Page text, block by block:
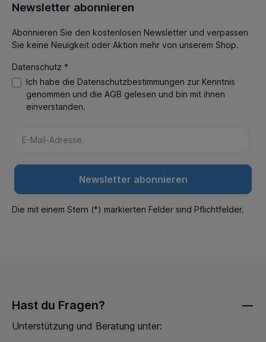
Newsletter abonnieren
Abonnieren Sie den kostenlosen Newsletter und verpassen
Sie keine Neuigkeit oder Aktion mehr von unserem Shop.
Datenschutz *
Ich habe die Datenschutzbestimmungen zur Kenntnis
genommen und die AGB gelesen und bin mit ihnen
einverstanden.
Newsletter abonnieren
Die mit einem Stern (*) markierten Felder sind Pflichtfelder.
Hast du Fragen?
Unterstützung und Beratung unter: